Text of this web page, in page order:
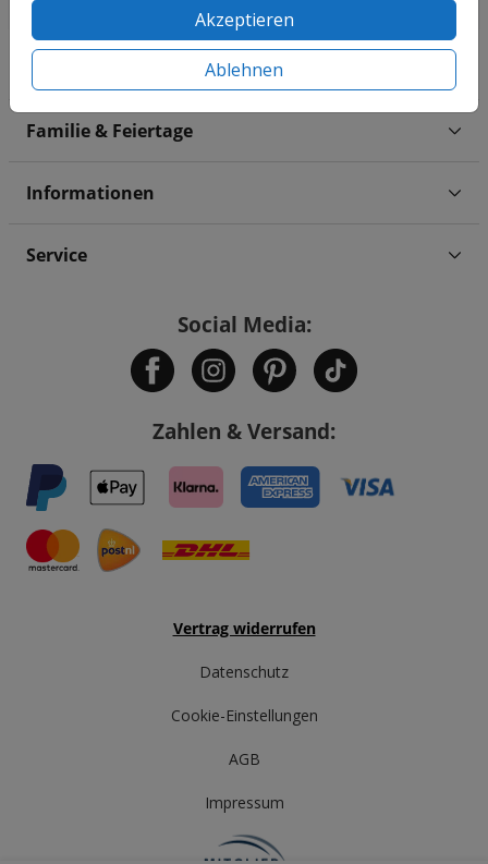
Akzeptieren
Ablehnen
Familie & Feiertage
Informationen
Service
Social Media:
Zahlen & Versand:
Vertrag widerrufen
Datenschutz
Cookie-Einstellungen
AGB
Impressum